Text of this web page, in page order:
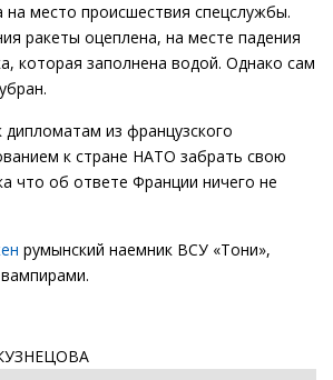
место происшествия спецслужбы.
ракеты оцеплена, на месте падения
которая заполнена водой. Однако сам
дипломатам из французского
к стране НАТО забрать свою
что об ответе Франции ничего не
румынский наемник ВСУ «Тони»,